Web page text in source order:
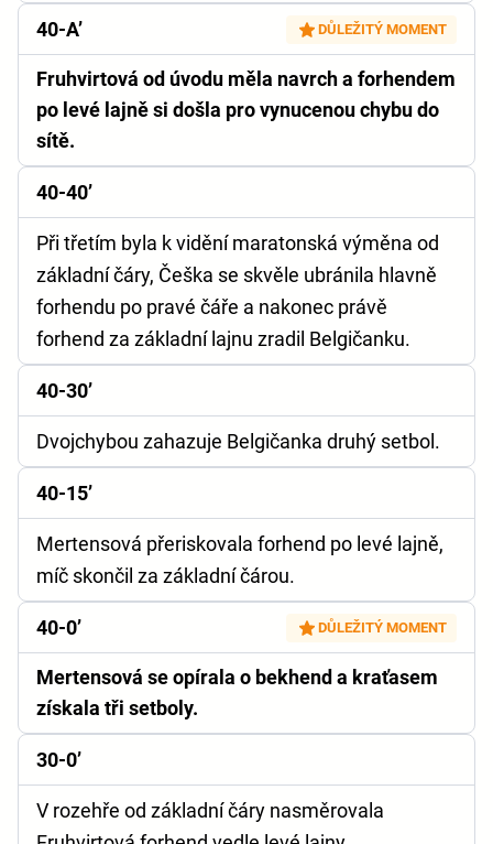
40-A’ DŮLEŽITÝ MOMENT
Fruhvirtová od úvodu měla navrch a forhendem
po levé lajně si došla pro vynucenou chybu do
sítě.
40-40’
Při třetím byla k vidění maratonská výměna od
základní čáry, Češka se skvěle ubránila hlavně
forhendu po pravé čáře a nakonec právě
forhend za základní lajnu zradil Belgičanku.
40-30’
Dvojchybou zahazuje Belgičanka druhý setbol.
40-15’
Mertensová přeriskovala forhend po levé lajně,
míč skončil za základní čárou.
40-0’ DŮLEŽITÝ MOMENT
Mertensová se opírala o bekhend a kraťasem
získala tři setboly.
30-0’
V rozehře od základní čáry nasměrovala